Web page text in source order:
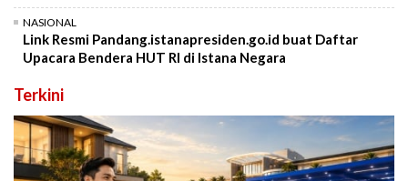
NASIONAL
Link Resmi Pandang.istanapresiden.go.id buat Daftar
Upacara Bendera HUT RI di Istana Negara
Terkini